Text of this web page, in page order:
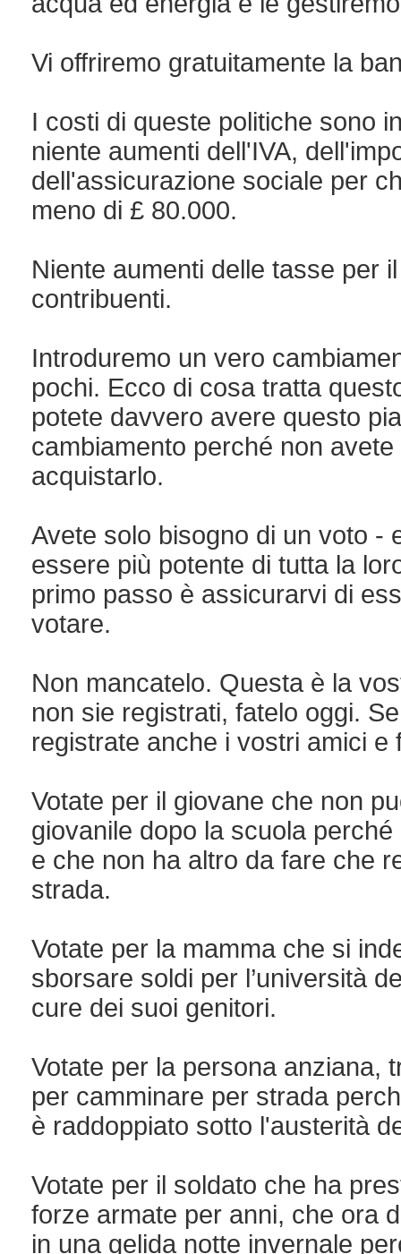
Vi offriremo gratuitamente la
I costi di queste politiche sono
niente aumenti dell'IVA,
dell'assicurazione sociale per
meno di £ 80.000.
Niente aumenti delle tasse per
contribuenti.
Introduremo un vero
pochi. Ecco di cosa tratta
potete davvero avere questo
cambiamento perché non
acquistarlo.
Avete solo bisogno di un voto -
essere più potente di tutta la
primo passo è assicurarvi di
votare.
Non mancatelo. Questa è la
non sie registrati, fatelo oggi.
registrate anche i vostri amici e
Votate per il giovane che non
giovanile dopo la scuola
e che non ha altro da fare che
strada.
Votate per la mamma che si
sborsare soldi per l’università
cure dei suoi genitori.
Votate per la persona anziana,
per camminare per strada
è raddoppiato sotto l'austerità
Votate per il soldato che ha
forze armate per anni, che ora
in una gelida notte invernale